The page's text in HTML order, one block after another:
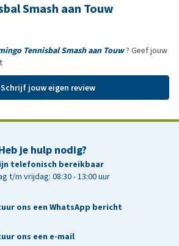
Smash aan Touw
Tennisbal Smash aan Touw? Geef jouw
Schrijf jouw eigen review
je hulp nodig?
telefonisch bereikbaar
t/m vrijdag: 08:30 - 13:00 uur
ons een WhatsApp bericht
ons een e-mail